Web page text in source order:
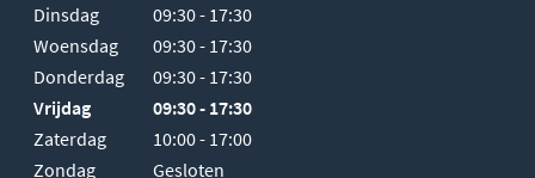
Dinsdag
09:30 - 17:30
Woensdag
09:30 - 17:30
Donderdag
09:30 - 17:30
Vrijdag
09:30 - 17:30
Zaterdag
10:00 - 17:00
Zondag
Gesloten